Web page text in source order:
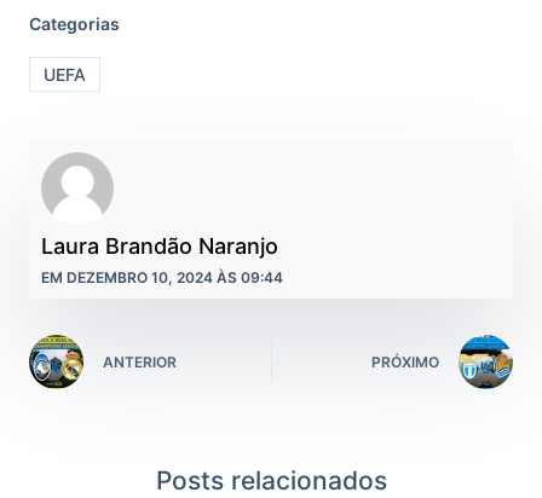
Categorias
UEFA
Laura Brandão Naranjo
EM DEZEMBRO 10, 2024 ÀS 09:44
ANTERIOR PRÓXIMO
Posts relacionados